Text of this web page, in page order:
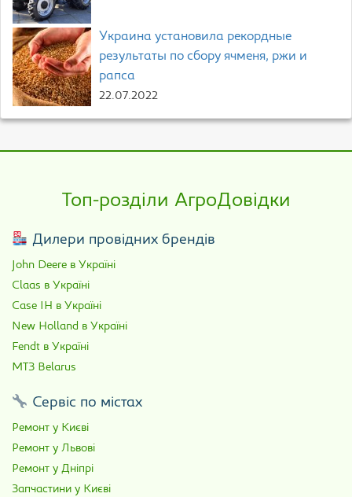
Украина установила рекордные
результаты по сбору ячменя, ржи и
рапса
22.07.2022
Топ-розділи АгроДовідки
Дилери провідних брендів
John Deere в Україні
Claas в Україні
Case IH в Україні
New Holland в Україні
Fendt в Україні
МТЗ Belarus
Сервіс по містах
Ремонт у Києві
Ремонт у Львові
Ремонт у Дніпрі
Запчастини у Києві